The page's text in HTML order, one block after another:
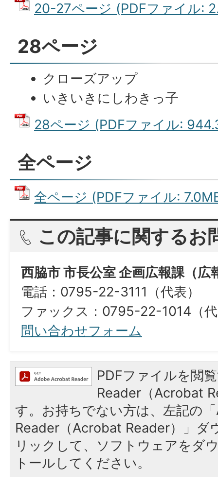
20-27ページ (PDFファイル:
28ページ
クローズアップ
いきいきにしわきっ子
28ページ (PDFファイル:
全ページ
全ページ (PDFファイル:
この記事に関するお
西脇市 市長公室 企画広報課（広
電話：0795-22-3111（代表）
ファックス：0795-22-1014（
問い合わせフォーム
PDFファイルを閲
Reader（Acrobat
す。お持ちでない方は、左記の
Reader（Acrobat Reader）」ダ
リックして、ソフトウェアをダ
トールしてください。